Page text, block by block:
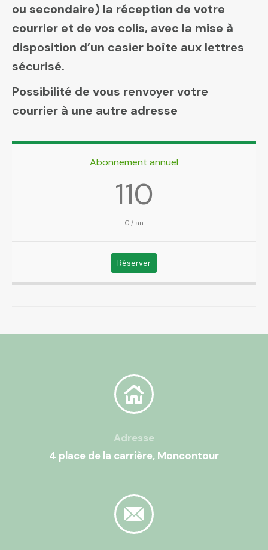
ou secondaire) la réception de votre
courrier et de vos colis, avec la mise à
disposition d’un casier boîte aux lettres
sécurisé.
Possibilité de vous renvoyer votre
courrier à une autre adresse
Abonnement annuel
110
€ / an
Réserver
Adresse
4 place de la carrière, Moncontour